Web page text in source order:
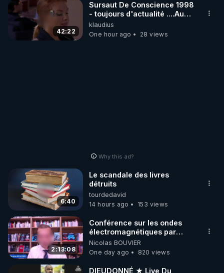
42:22
Sursaut De Conscience 1998
- toujours d'actualité ....Au
Dela Du Réel
klaudius
One hour ago
28 views
Why this ad?
6:40
Le scandale des livres
détruits
tourdedavid
14 hours ago
153 views
2:13:08
Conférence sur les ondes
électromagnétiques par
Grégoire Caustru et Bart de
Wever !
Nicolas BOUVIER
One day ago
820 views
DIEUDONNÉ ★ Live Du